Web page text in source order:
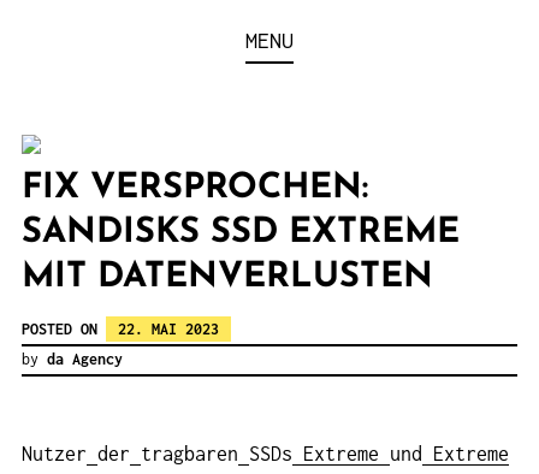
MENU
FIX VERSPROCHEN:
SANDISKS SSD EXTREME
MIT DATENVERLUSTEN
POSTED ON
22. MAI 2023
by da Agency
Nutzer der tragbaren SSDs Extreme und
Extreme